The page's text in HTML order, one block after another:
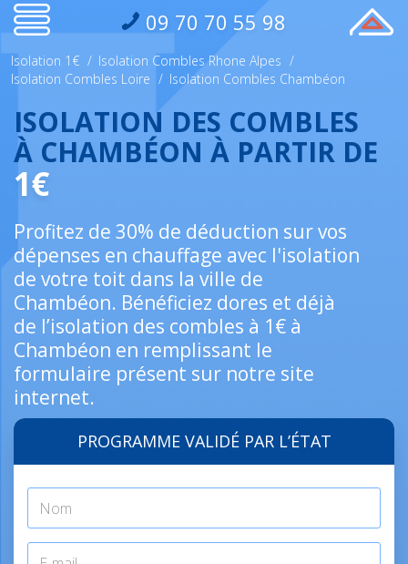
09 70 70 55 98
Isolation 1€ / Isolation Combles Rhone Alpes /
Isolation Combles Loire / Isolation Combles Chambéon
ISOLATION DES COMBLES
À CHAMBÉON À PARTIR DE
1€
Profitez de 30% de déduction sur vos
dépenses en chauffage avec l'isolation
de votre toit dans la ville de
Chambéon. Bénéficiez dores et déjà
de l’isolation des combles à 1€ à
Chambéon en remplissant le
formulaire présent sur notre site
internet.
PROGRAMME VALIDÉ PAR L’ÉTAT